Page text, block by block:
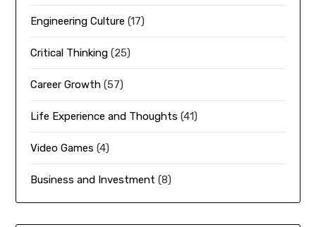
Engineering Culture (17)
Critical Thinking (25)
Career Growth (57)
Life Experience and Thoughts (41)
Video Games (4)
Business and Investment (8)